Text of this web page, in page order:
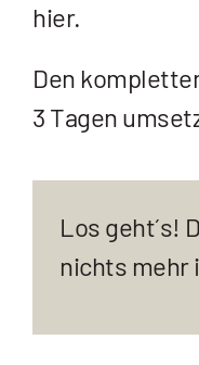
hier.
Den
3 Tagen
Los geht´s!
nichts mehr